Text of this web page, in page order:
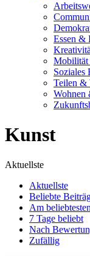
Essen &
Mobilität
Soziales
Teilen &
Wohnen
Kunst
Aktuellste
Aktuellste
Beliebte
Am beliebtesten
7 Tage beliebt
Nach
Zufällig